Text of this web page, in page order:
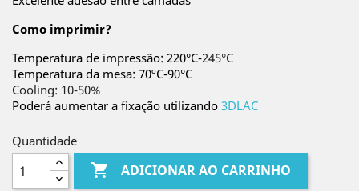
Como imprimir?
Temperatura de impressão: 220°C-245°C
Temperatura da mesa: 70ºC-90°C
Cooling: 10-50%
Poderá aumentar a fixação utilizando 3DLAC
Quantidade
 ADICIONAR AO CARRINHO